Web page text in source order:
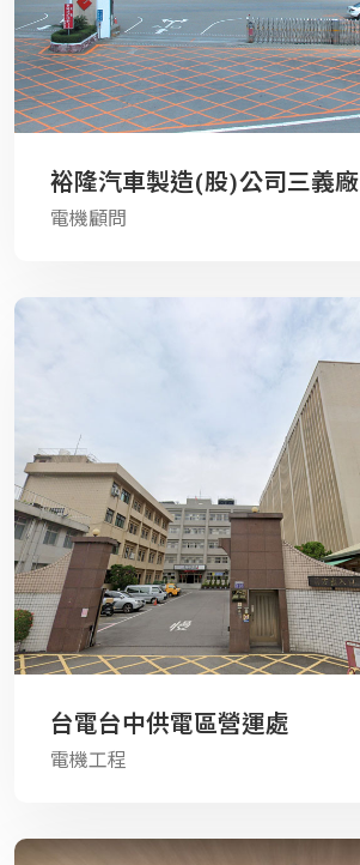
裕隆汽車製造(股)公司三義廠
電機顧問
台電台中供電區營運處
電機工程